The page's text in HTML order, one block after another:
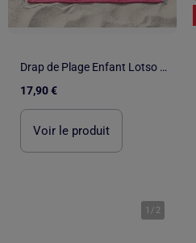
Drap de Plage Enfant Lotso Disney Pixar Toy Story 70x140 cm 100% Polyester
17,90 €
Voir le produit
1 / 2